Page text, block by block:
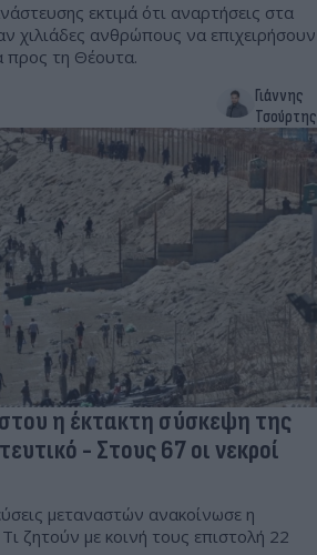
εκτιμά ότι αναρτήσεις στα
χιλιάδες ανθρώπους να επιχειρήσουν
προς τη Θέουτα.
Γιάννης
Τσούρτης
η έκτακτη σύσκεψη της
- Στους 67 οι νεκροί
μεταναστών ανακοίνωσε η
ζητούν με κοινή τους επιστολή 22